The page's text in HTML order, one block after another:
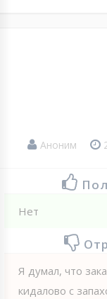
Аноним
Нет
Я думал, что
кидалово с